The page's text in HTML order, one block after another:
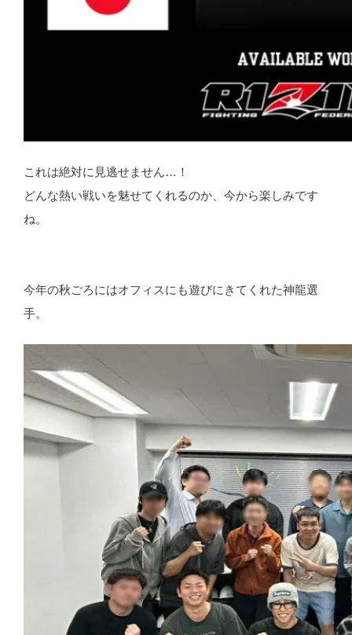
これは絶対に見逃せません…！
どんな熱い戦いを魅せてくれるのか、今から楽しみです
ね。
今年の秋ごろにはオフィスにも遊びにきてくれた神龍選
手。